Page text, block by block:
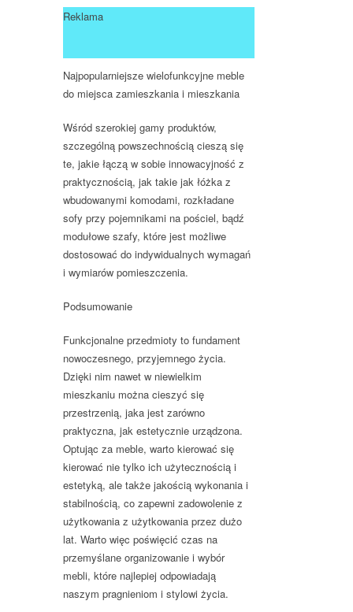
Reklama
Najpopularniejsze wielofunkcyjne meble
do miejsca zamieszkania i mieszkania
Wśród szerokiej gamy produktów,
szczególną powszechnością cieszą się
te, jakie łączą w sobie innowacyjność z
praktycznością, jak takie jak łóżka z
wbudowanymi komodami, rozkładane
sofy przy pojemnikami na pościel, bądź
modułowe szafy, które jest możliwe
dostosować do indywidualnych wymagań
i wymiarów pomieszczenia.
Podsumowanie
Funkcjonalne przedmioty to fundament
nowoczesnego, przyjemnego życia.
Dzięki nim nawet w niewielkim
mieszkaniu można cieszyć się
przestrzenią, jaka jest zarówno
praktyczna, jak estetycznie urządzona.
Optując za meble, warto kierować się
kierować nie tylko ich użytecznością i
estetyką, ale także jakością wykonania i
stabilnością, co zapewni zadowolenie z
użytkowania z użytkowania przez dużo
lat. Warto więc poświęcić czas na
przemyślane organizowanie i wybór
mebli, które najlepiej odpowiadają
naszym pragnieniom i stylowi życia.